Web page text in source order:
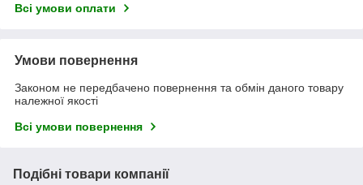
Всі умови оплати
Умови повернення
Законом не передбачено повернення та обмін даного товару
належної якості
Всі умови повернення
Подібні товари компанії